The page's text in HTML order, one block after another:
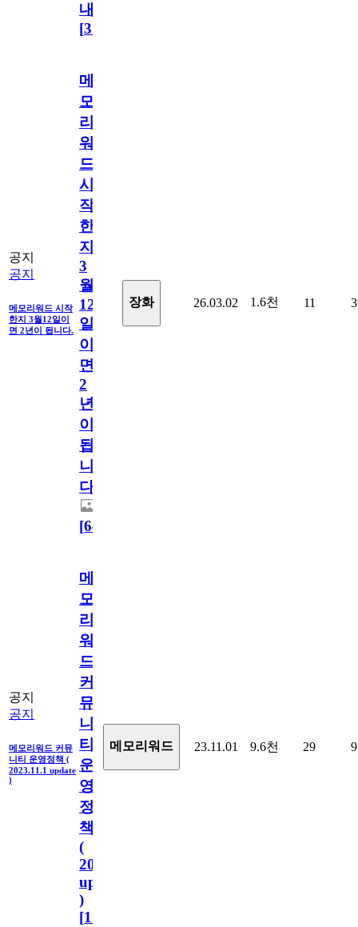
내
[31
공지
공지
메모리워드 시작
한지 3월12일이
면 2년이 됩니다.
메
모
리
워
드
시
작
한
지
3
월
12
일
이
면
2
년
이
됩
니
다.
[64
장화 26.03.02 1.6천 11 3
공지
공지
메모리워드 커뮤
니티 운영정책 (
2023.11.1 update
)
메
모
리
워
드
커
뮤
니
티
운
영
정
책
(
2023.11.1
update
)
[110
메모리워드 23.11.01 9.6천 29 9